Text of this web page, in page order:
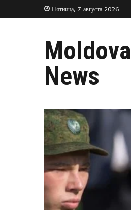
Пятница, 7 августа 2026
Moldova
News